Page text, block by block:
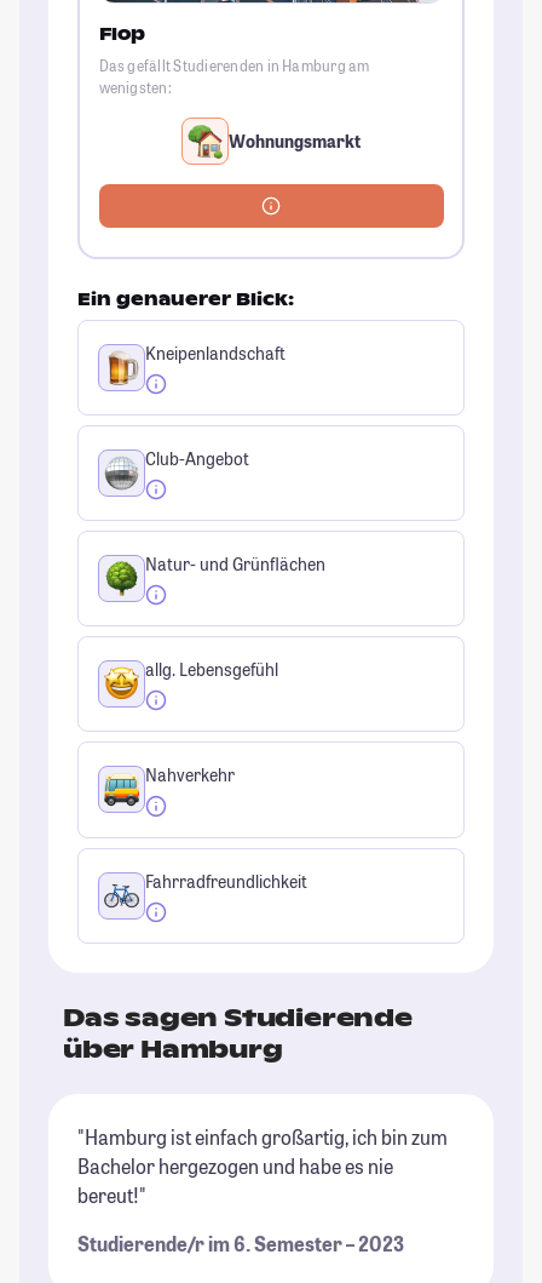
Flop
Das gefällt Studierenden in Hamburg am
wenigsten:
Wohnungsmarkt
Ein genauerer Blick:
Kneipenlandschaft
Club-Angebot
Natur- und Grünflächen
allg. Lebensgefühl
Nahverkehr
Fahrradfreundlichkeit
Das sagen Studierende
über Hamburg
"Hamburg ist einfach großartig, ich bin zum
Bachelor hergezogen und habe es nie
bereut!"
Studierende/r im 6. Semester – 2023